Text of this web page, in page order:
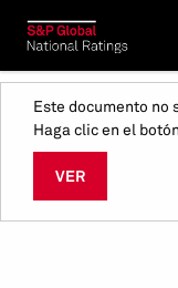
Este documento no
Haga clic en el
VER